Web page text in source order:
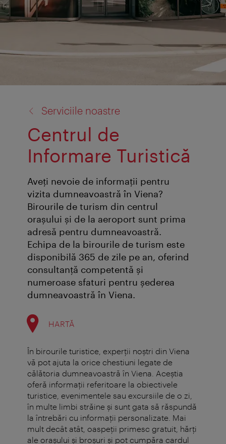
Serviciile noastre
Centrul de
Informare Turistică
Aveţi nevoie de informaţii pentru
vizita dumneavoastră în Viena?
Birourile de turism din centrul
oraşului şi de la aeroport sunt prima
adresă pentru dumneavoastră.
Echipa de la birourile de turism este
disponibilă 365 de zile pe an, oferind
consultanţă competentă şi
numeroase sfaturi pentru şederea
dumneavoastră în Viena.
HARTĂ
În birourile turistice, experţii noştri din Viena
vă pot ajuta la orice chestiuni legate de
călătoria dumneavoastră în Viena. Aceştia
oferă informaţii referitoare la obiectivele
turistice, evenimentele sau excursiile de o zi,
în multe limbi străine şi sunt gata să răspundă
la întrebări cu informaţii personalizate. Mai
mult decât atât, oaspeţii primesc gratuit, hărţi
ale oraşului şi broşuri şi pot cumpăra cardul